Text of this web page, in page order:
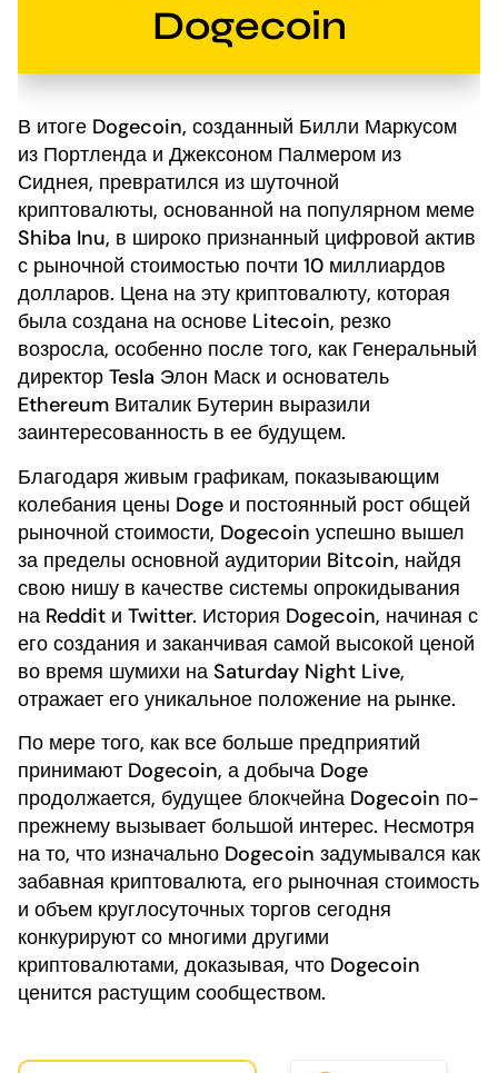
Dogecoin
В итоге Dogecoin, созданный Билли Маркусом
из Портленда и Джексоном Палмером из
Сиднея, превратился из шуточной
криптовалюты, основанной на популярном меме
Shiba Inu, в широко признанный цифровой актив
с рыночной стоимостью почти 10 миллиардов
долларов. Цена на эту криптовалюту, которая
была создана на основе Litecoin, резко
возросла, особенно после того, как Генеральный
директор Tesla Элон Маск и основатель
Ethereum Виталик Бутерин выразили
заинтересованность в ее будущем.
Благодаря живым графикам, показывающим
колебания цены Doge и постоянный рост общей
рыночной стоимости, Dogecoin успешно вышел
за пределы основной аудитории Bitcoin, найдя
свою нишу в качестве системы опрокидывания
на Reddit и Twitter. История Dogecoin, начиная с
его создания и заканчивая самой высокой ценой
во время шумихи на Saturday Night Live,
отражает его уникальное положение на рынке.
По мере того, как все больше предприятий
принимают Dogecoin, а добыча Doge
продолжается, будущее блокчейна Dogecoin по-
прежнему вызывает большой интерес. Несмотря
на то, что изначально Dogecoin задумывался как
забавная криптовалюта, его рыночная стоимость
и объем круглосуточных торгов сегодня
конкурируют со многими другими
криптовалютами, доказывая, что Dogecoin
ценится растущим сообществом.